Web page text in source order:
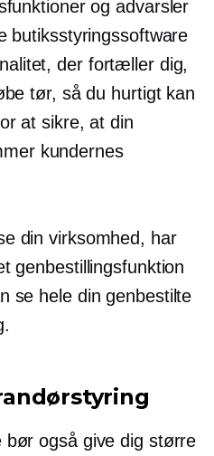
og advarsler
butiksstyringssoftware
der fortæller dig,
tør, så du hurtigt kan
at sikre, at din
kundernes
din virksomhed, har
genbestillingsfunktion
se hele din genbestilte
bør også give dig større